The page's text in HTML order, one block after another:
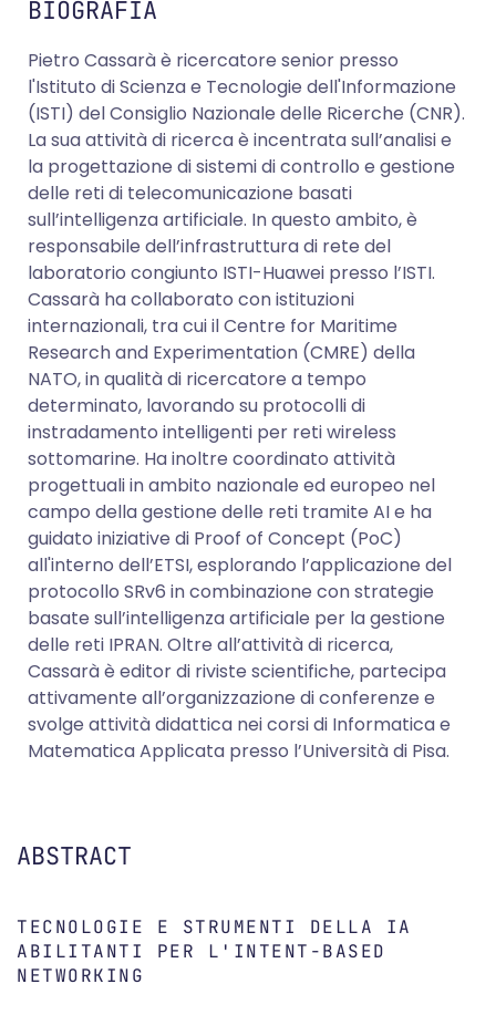
BIOGRAFIA
Pietro Cassarà è ricercatore senior presso
l'Istituto di Scienza e Tecnologie dell'Informazione
(ISTI) del Consiglio Nazionale delle Ricerche (CNR).
La sua attività di ricerca è incentrata sull’analisi e
la progettazione di sistemi di controllo e gestione
delle reti di telecomunicazione basati
sull’intelligenza artificiale. In questo ambito, è
responsabile dell’infrastruttura di rete del
laboratorio congiunto ISTI-Huawei presso l’ISTI.
Cassarà ha collaborato con istituzioni
internazionali, tra cui il Centre for Maritime
Research and Experimentation (CMRE) della
NATO, in qualità di ricercatore a tempo
determinato, lavorando su protocolli di
instradamento intelligenti per reti wireless
sottomarine. Ha inoltre coordinato attività
progettuali in ambito nazionale ed europeo nel
campo della gestione delle reti tramite AI e ha
guidato iniziative di Proof of Concept (PoC)
all'interno dell’ETSI, esplorando l’applicazione del
protocollo SRv6 in combinazione con strategie
basate sull’intelligenza artificiale per la gestione
delle reti IPRAN. Oltre all’attività di ricerca,
Cassarà è editor di riviste scientifiche, partecipa
attivamente all’organizzazione di conferenze e
svolge attività didattica nei corsi di Informatica e
Matematica Applicata presso l’Università di Pisa.
ABSTRACT
TECNOLOGIE E STRUMENTI DELLA IA
ABILITANTI PER L'INTENT-BASED
NETWORKING